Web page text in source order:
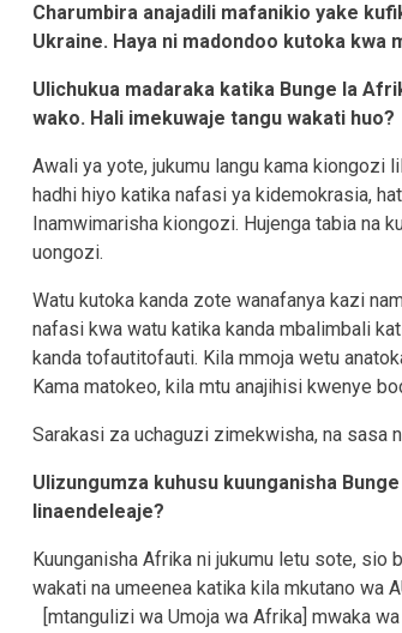
Charumbira anajadili mafanikio yake
Ukraine. Haya ni madondoo kutoka kwa
Ulichukua madaraka katika Bunge la
wako. Hali imekuwaje tangu wakati huo?
Awali ya yote, jukumu langu kama kiongozi
hadhi hiyo katika nafasi ya kidemokrasia,
Inamwimarisha kiongozi. Hujenga tabia na
uongozi.
Watu kutoka kanda zote wanafanya kazi
nafasi kwa watu katika kanda mbalimbali
kanda tofautitofauti. Kila mmoja wetu
Kama matokeo, kila mtu anajihisi kwenye
Sarakasi za uchaguzi zimekwisha, na sasa
Ulizungumza kuhusu kuunganisha
linaendeleaje?
Kuunganisha Afrika ni jukumu letu sote, sio
wakati na umeenea katika kila mkutano wa
[mtangulizi wa Umoja wa Afrika] mwaka